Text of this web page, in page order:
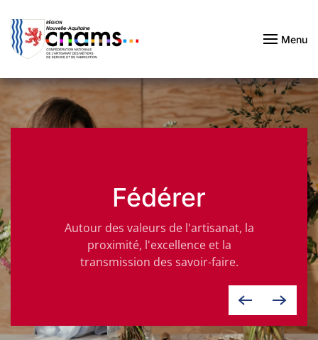
Passer au contenu principal Menu
Fédérer
Autour des valeurs de l'artisanat, la
proximité, l'excellence et la
transmission des savoir-faire.